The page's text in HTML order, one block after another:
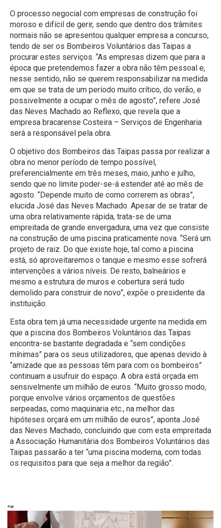
O processo negocial com empresas de construção foi
moroso e difícil de gerir, sendo que dentro dos trâmites
normais não se apresentou qualquer empresa a concurso,
tendo de ser os Bombeiros Voluntários das Taipas a
procurar estes serviços. “As empresas dizem que para a
época que pretendemos fazer a obra não têm pessoal e,
nesse sentido, não se querem responsabilizar na medida
em que se trata de um período muito crítico, do verão, e
possivelmente a ocupar o mês de agosto”, refere José
das Neves Machado ao Reflexo, que revela que a
empresa bracarense Costeira – Serviços de Engenharia
será a responsável pela obra.
O objetivo dos Bombeiros das Taipas passa por realizar a
obra no menor período de tempo possível,
preferencialmente em três meses, maio, junho e julho,
sendo que no limite poder-se-á estender até ao mês de
agosto. “Depende muito de como correrem as obras”,
elucida José das Neves Machado. Apesar de se tratar de
uma obra relativamente rápida, trata-se de uma
empreitada de grande envergadura, uma vez que consiste
na construção de uma piscina praticamente nova. “Será um
projeto de raiz. Do que existe hoje, tal como a piscina
está, só aproveitaremos o tanque e mesmo esse sofrerá
intervenções a vários níveis. De resto, balneários e
mesmo a estrutura de muros e cobertura será tudo
demolido para construir de novo”, expõe o presidente da
instituição.
Esta obra tem já uma necessidade urgente na medida em
que a piscina dos Bombeiros Voluntários das Taipas
encontra-se bastante degradada e “sem condições
mínimas” para os seus utilizadores, que apenas devido à
“amizade que as pessoas têm para com os bombeiros”
continuam a usufruir do espaço. A obra está orçada em
sensivelmente um milhão de euros. “Muito grosso modo,
porque envolve vários orçamentos de questões
serpeadas, como maquinaria etc., na melhor das
hipóteses orçará em um milhão de euros”, aponta José
das Neves Machado, concluindo que com esta empreitada
a Associação Humanitária dos Bombeiros Voluntários das
Taipas passarão a ter “uma piscina moderna, com todas
os requisitos para que seja a melhor da região”.
Pub